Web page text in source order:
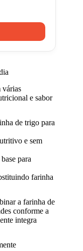
várias
e sabor
de trigo para
e sem
para
farinha
a farinha de
conforme a
integra